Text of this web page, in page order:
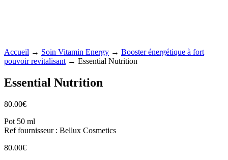
Accueil → Soin Vitamin Energy → Booster énergétique à fort
pouvoir revitalisant → Essential Nutrition
Essential Nutrition
80.00€
Pot 50 ml
Ref fournisseur : Bellux Cosmetics
80.00€